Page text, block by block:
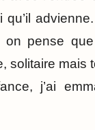
pense
solitaire mais
j’ai